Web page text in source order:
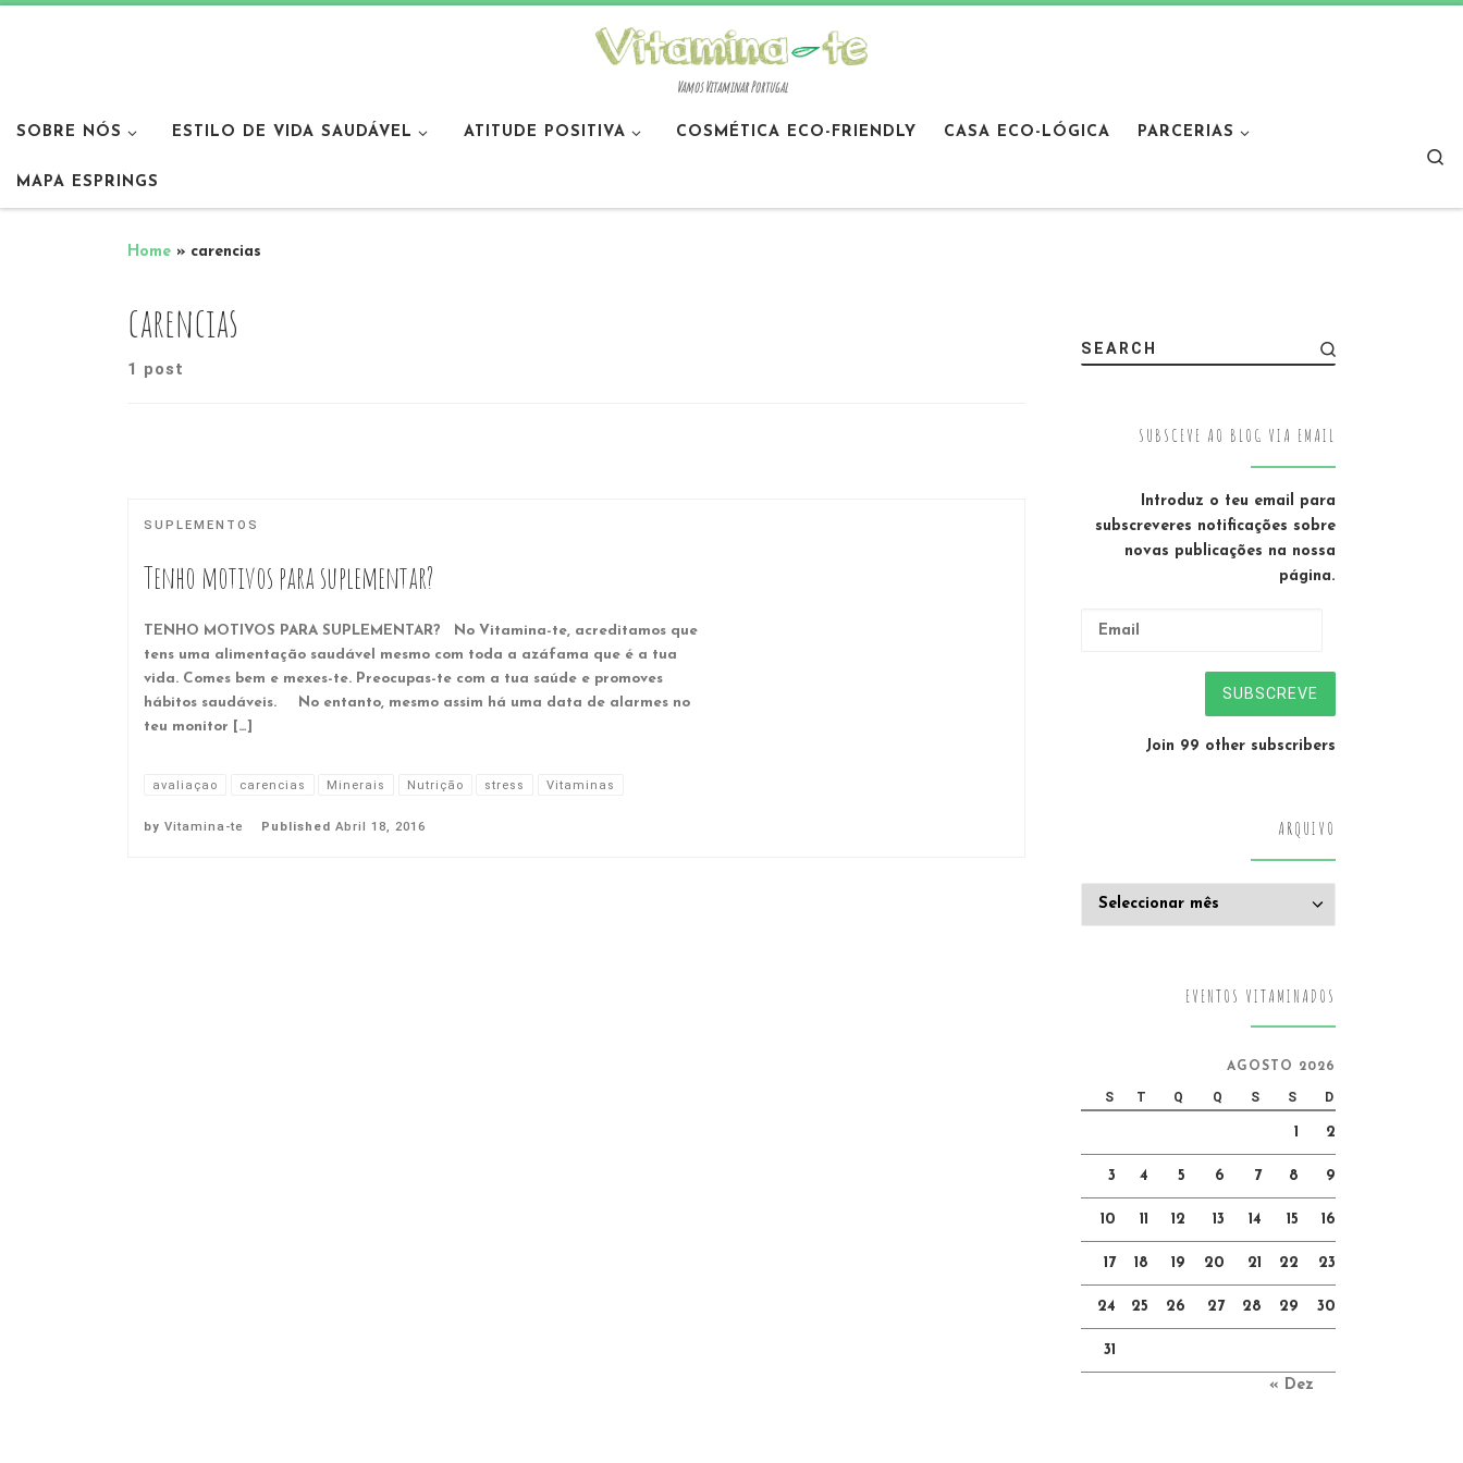
Vamos Vitaminar Portugal
SOBRE NÓS ESTILO DE VIDA SAUDÁVEL ATITUDE POSITIVA COSMÉTICA ECO-FRIENDLY CASA ECO-LÓGICA PARCERIAS
MAPA ESPRINGS
Home » carencias
carencias
1 post
SUPLEMENTOS
Tenho motivos para suplementar?
TENHO MOTIVOS PARA SUPLEMENTAR? No Vitamina-te, acreditamos que
tens uma alimentação saudável mesmo com toda a azáfama que é a tua
vida. Comes bem e mexes-te. Preocupas-te com a tua saúde e promoves
hábitos saudáveis. No entanto, mesmo assim há uma data de alarmes no
teu monitor […]
avaliaçao carencias Minerais Nutrição stress Vitaminas
by Vitamina-te Published Abril 18, 2016
SEARCH
SUBSCEVE AO BLOG VIA EMAIL
Introduz o teu email para
subscreveres notificações sobre
novas publicações na nossa
página.
SUBSCREVE
Join 99 other subscribers
ARQUIVO
EVENTOS VITAMINADOS
AGOSTO 2026
S T Q Q S S D
1 2
3 4 5 6 7 8 9
10 11 12 13 14 15 16
17 18 19 20 21 22 23
24 25 26 27 28 29 30
31
« Dez